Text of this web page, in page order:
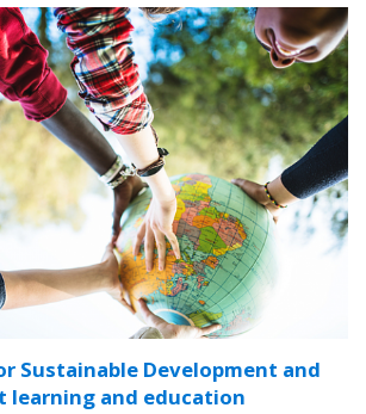
Sustainable Development and
learning and education